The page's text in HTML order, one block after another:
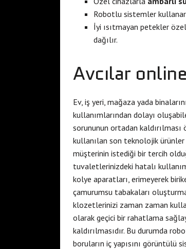
Robotlu sistemler
İyi ısıtmayan petekler
dağılır.
Avcılar
Ev, iş yeri, mağaza yada
kullanımlarından dolayı
sorununun ortadan
kullanılan son teknolojik ürünler
müşterinin istediği bir tercih
tuvaletlerinizdeki hatalı
kolye aparatları, erimeyerek
çamurumsu tabakaları
klozetlerinizi zaman zaman
olarak geçici bir rahatlama
kaldırılmasıdır. Bu durumda
boruların iç yapısını görüntülü